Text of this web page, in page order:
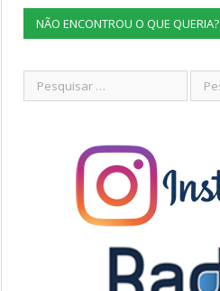
NÃO ENCONTROU O QUE QUERIA?